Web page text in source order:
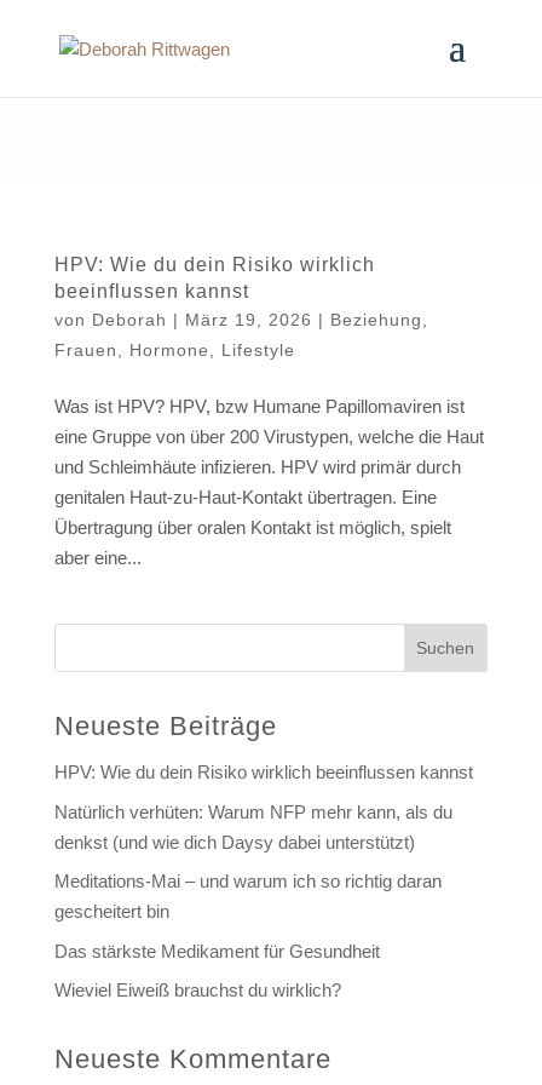
HPV: Wie du dein Risiko wirklich
beeinflussen kannst
von Deborah | März 19, 2026 | Beziehung
Frauen
Hormone Lifestyle
Was ist HPV? HPV, bzw Humane Papillomaviren ist
eine Gruppe von über 200 Virustypen, welche die Haut
und Schleimhäute infizieren. HPV wird primär durch
genitalen Haut-zu-Haut-Kontakt übertragen. Eine
Übertragung über oralen Kontakt ist möglich, spielt
aber eine...
Suchen
Neueste Beiträge
HPV: Wie du dein Risiko wirklich beeinflussen kannst
Natürlich verhüten: Warum NFP mehr kann, als du
denkst (und wie dich Daysy dabei unterstützt)
Meditations-Mai – und warum ich so richtig daran
gescheitert bin
Das stärkste Medikament für Gesundheit
Wieviel Eiweiß brauchst du wirklich?
Neueste Kommentare